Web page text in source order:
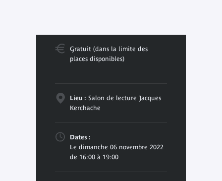
Gratuit (dans la limite des
places disponibles)
Lieu : Salon de lecture Jacques
Kerchache
Dates :
Le dimanche 06 novembre 2022
de 16:00 à 19:00